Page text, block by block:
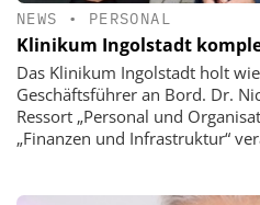
NEWS • PERSONAL
Klinikum Ingolstadt
Das Klinikum Ingolstadt holt
Geschäftsführer an Bord. Dr.
Ressort „Personal und
„Finanzen und Infrastruktur“